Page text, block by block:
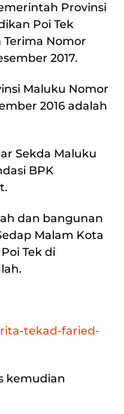
Provinsi
Poi Tek
Terima Nomor
2017.
Maluku Nomor
2016 adalah
Sekda Maluku
BPK
dan bangunan
Malam Kota
Tek di
tekad-faried-
kemudian